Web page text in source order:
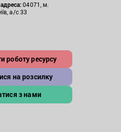
адреса:04071, м.
а/с 33
роботу ресурсу
на розсилку
з нами